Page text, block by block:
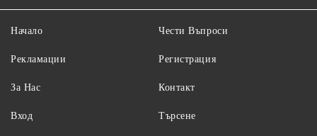
Начало
Рекламации
За Нас
Вход
Чести Въпроси
Регистрация
Контакт
Търсене